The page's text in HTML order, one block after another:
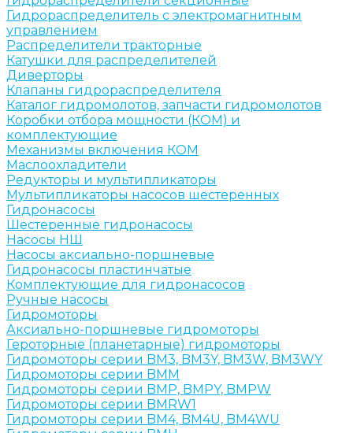
Гидрораспределитель с электромагнитным
управлением
Распределители тракторные
Катушки для распределителей
Диверторы
Клапаны гидрораспределителя
Каталог гидромолотов, запчасти гидромолотов
Коробки отбора мощности (КОМ) и
комплектующие
Механизмы включения КОМ
Маслоохладители
Редукторы и мультипликаторы
Мультипликаторы насосов шестеренных
Гидронасосы
Шестеренные гидронасосы
Насосы НШ
Насосы аксиально-поршневые
Гидронасосы пластинчатые
Комплектующие для гидронасосов
Ручные насосы
Гидромоторы
Аксиально-поршневые гидромоторы
Героторные (планетарные) гидромоторы
Гидромоторы серии BM3, BM3Y, BM3W, BM3WY
Гидромоторы серии BMM
Гидромоторы серии BMP, BMPY, BMPW
Гидромоторы серии BMRW1
Гидромоторы серии BМ4, BM4U, BМ4WU